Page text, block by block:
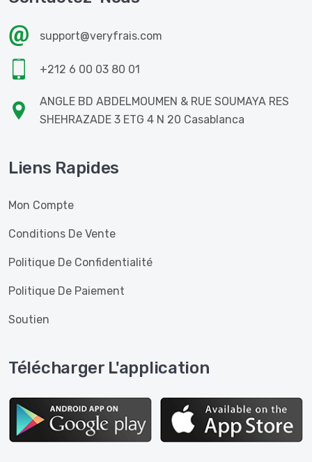
support@veryfrais.com
+212 6 00 03 80 01
ANGLE BD ABDELMOUMEN & RUE SOUMAYA RES
SHEHRAZADE 3 ETG 4 N 20 Casablanca
Liens Rapides
Mon Compte
Conditions De Vente
Politique De Confidentialité
Politique De Paiement
Soutien
Télécharger L'application